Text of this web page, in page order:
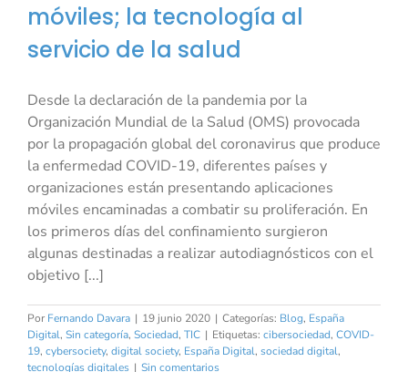
móviles; la tecnología al
servicio de la salud
Desde la declaración de la pandemia por la
Organización Mundial de la Salud (OMS) provocada
por la propagación global del coronavirus que produce
la enfermedad COVID-19, diferentes países y
organizaciones están presentando aplicaciones
móviles encaminadas a combatir su proliferación. En
los primeros días del confinamiento surgieron
algunas destinadas a realizar autodiagnósticos con el
objetivo [...]
Por Fernando Davara | 19 junio 2020 | Categorías: Blog, España
Digital, Sin categoría, Sociedad, TIC | Etiquetas: cibersociedad, COVID-
19, cybersociety, digital society, España Digital, sociedad digital,
tecnologías digitales | Sin comentarios